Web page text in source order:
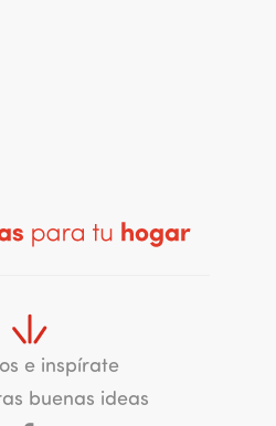
e inspírate
buenas ideas